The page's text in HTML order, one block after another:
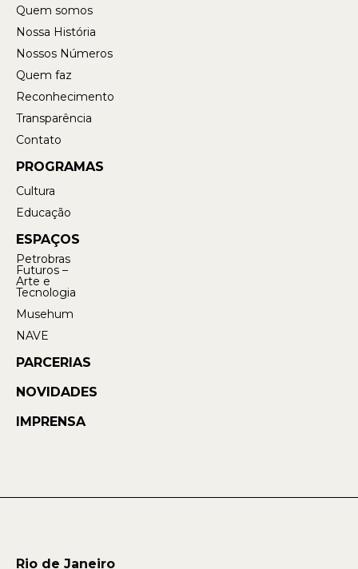
Quem somos
Nossa História
Nossos Números
Quem faz
Reconhecimento
Transparência
Contato
PROGRAMAS
Cultura
Educação
ESPAÇOS
Petrobras
Futuros –
Arte e
Tecnologia
Musehum
NAVE
PARCERIAS
NOVIDADES
IMPRENSA
Rio de Janeiro